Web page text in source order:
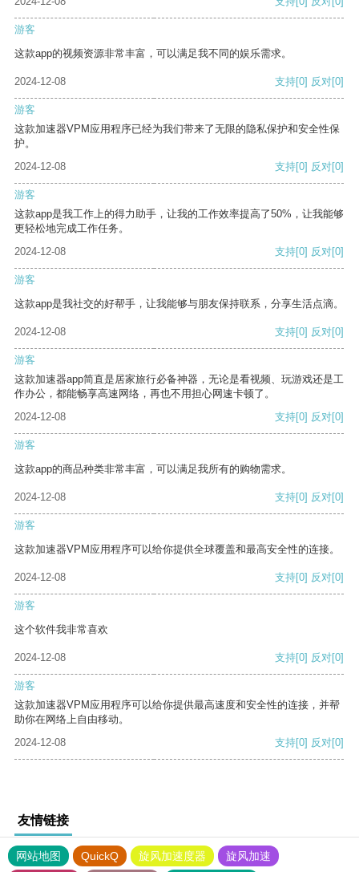
游客
这款app的视频资源非常丰富，可以满足我不同的娱乐需求。
2024-12-08 支持[0] 反对[0]
游客
这款加速器VPM应用程序已经为我们带来了无限的隐私保护和安全性保
护。
2024-12-08
支持[0] 反对[0]
游客
这款app是我工作上的得力助手，让我的工作效率提高了50%，让我能够
更轻松地完成工作任务。
2024-12-08
支持[0] 反对[0]
游客
这款app是我社交的好帮手，让我能够与朋友保持联系，分享生活点滴。
2024-12-08 支持[0] 反对[0]
游客
这款加速器app简直是居家旅行必备神器，无论是看视频、玩游戏还是工
作办公，都能畅享高速网络，再也不用担心网速卡顿了。
2024-12-08
支持[0] 反对[0]
游客
这款app的商品种类非常丰富，可以满足我所有的购物需求。
2024-12-08 支持[0] 反对[0]
游客
这款加速器VPM应用程序可以给你提供全球覆盖和最高安全性的连接。
2024-12-08 支持[0] 反对[0]
游客
这个软件我非常喜欢
2024-12-08 支持[0] 反对[0]
游客
这款加速器VPM应用程序可以给你提供最高速度和安全性的连接，并帮
助你在网络上自由移动。
2024-12-08
支持[0] 反对[0]
友情链接
网站地图 QuickQ 旋风加速度器 旋风加速